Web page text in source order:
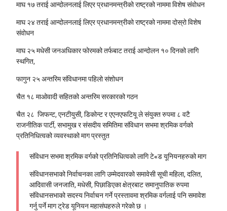
माघ १७ तराई आन्दोलनलाई लिएर प्रधानमन्त्रीको राष्ट्रको नाममा विशेष संवोधन
माघ २४ तराई आन्दोलनलाई लिएर प्रधानमन्त्रीको राष्ट्रको नाममा दोस्रो विशेष
संवोधन
माघ २५ मधेसी जनअधिकार फोरमको तर्फबाट तराई आन्दोलन १० दिनको लागि
स्थगित,
फागुन २५ अन्तरिम संविधानमा पहिलो संशोधन
चैत १८ माओवादी सहितको अन्तरिम सरकारको गठन
चैत २८ जिफन्ट, एनटीयुसी, डिकोन्ट र एएनएफटियू ले संयुक्त रुपमा ८ वटै
राजनीतिक पार्टी, सभामुख र संसदीय समितिमा संविधान सभमा श्रमिक वर्गको
प्रतिनिधित्वको व्यवस्थाको माग प्रस्तुत
संविधान सभमा श्रमिक वर्गको प्रतिनिधित्वको लागि टे«ड यूनियनहरुको माग
संविधानसभाको निर्वाचनका लागि उम्मेदवारको समावेसी सूची महिला, दलित,
आदिवासी जनजाति, मधेसी, पिछाडिएका क्षेत्रबाट समानुपातिक रुपमा
संविधानसभाको सदस्य निर्वाचन गर्ने प्रस्तावमा श्रमिक वर्गलाई पनि समावेश
गर्नु पर्ने माग ट्रेड यूनियन महासंघहरुले गरेको छ ।